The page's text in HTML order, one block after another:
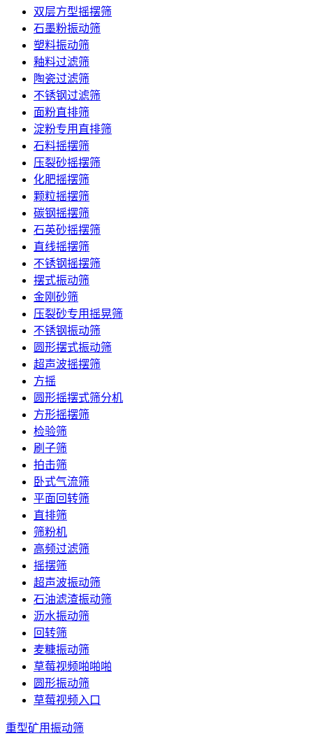
双层方型摇摆筛
石墨粉振动筛
塑料振动筛
釉料过滤筛
陶瓷过滤筛
不锈钢过滤筛
面粉直排筛
淀粉专用直排筛
石料摇摆筛
压裂砂摇摆筛
化肥摇摆筛
颗粒摇摆筛
碳钢摇摆筛
石英砂摇摆筛
直线摇摆筛
不锈钢摇摆筛
摆式振动筛
金刚砂筛
压裂砂专用摇晃筛
不锈钢振动筛
圆形摆式振动筛
超声波摇摆筛
方摇
圆形摇摆式筛分机
方形摇摆筛
检验筛
刷子筛
拍击筛
卧式气流筛
平面回转筛
直排筛
筛粉机
高频过滤筛
摇摆筛
超声波振动筛
石油滤渣振动筛
沥水振动筛
回转筛
麦糠振动筛
草莓视频啪啪啪
圆形振动筛
草莓视频入口
重型矿用振动筛